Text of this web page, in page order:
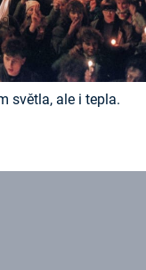
světla, ale i tepla.